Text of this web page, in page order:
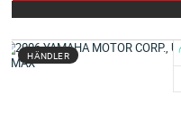
HÄNDLER